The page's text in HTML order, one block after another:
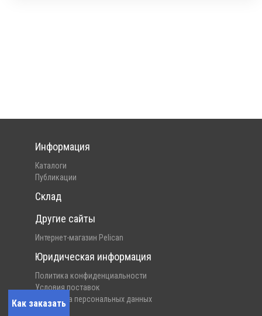
Как заказать
Информация
Каталоги
Публикации
Склад
Другие сайты
Интернет-магазин Pelican
Юридическая информация
Политика конфиденциальности
Условия поставок
Обработка персональных данных